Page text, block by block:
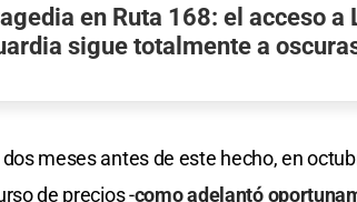
en Ruta 168: el acceso a
sigue totalmente a
meses antes de este hecho, en
de precios -como adelantó